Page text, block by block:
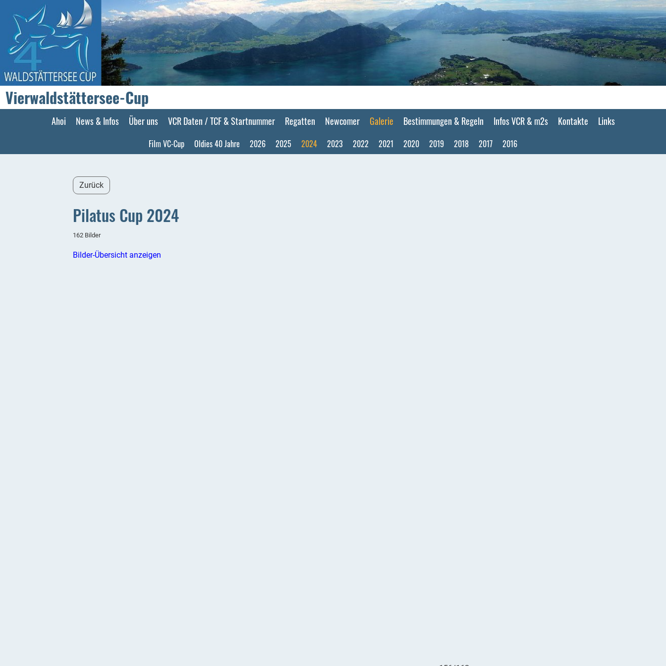
Vierwaldstättersee-Cup
Ahoi News & Infos Über uns VCR Daten / TCF & Startnummer Regatten Newcomer Galerie Bestimmungen & Regeln Infos VCR & m2s Kontakte Links
Film VC-Cup Oldies 40 Jahre 2026 2025 2024 2023 2022 2021 2020 2019 2018 2017 2016
Zurück
Pilatus Cup 2024
162 Bilder
Bilder-Übersicht anzeigen